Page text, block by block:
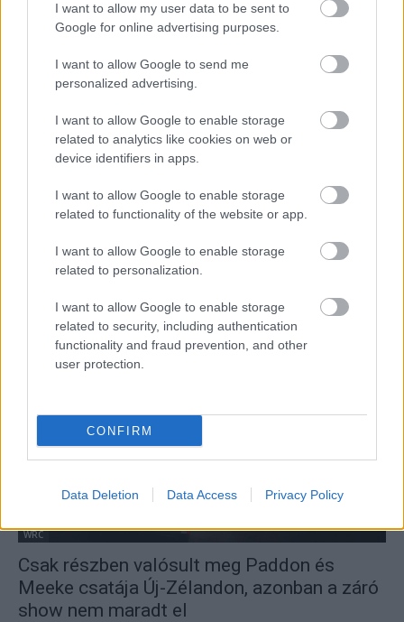
I want to allow my user data to be sent to
Google for online advertising purposes.
I want to allow Google to send me
personalized advertising.
I want to allow Google to enable storage
related to analytics like cookies on web or
device identifiers in apps.
I want to allow Google to enable storage
related to functionality of the website or app.
I want to allow Google to enable storage
related to personalization.
I want to allow Google to enable storage
related to security, including authentication
functionality and fraud prevention, and other
user protection.
CONFIRM
Data Deletion Data Access Privacy Policy
Dani Sordo megszerezte első győzelmét,
Meeke útvonalat tévesztett Portugáliában
Hund Gábor - 2025. június 16.
Veszélyben Meeke és Sordo dobogós
helyezése – Portugál bajnokin készülnek a
WRC-sztárok
Hund Gábor - 2025. május 1.
WRC
Csak részben valósult meg Paddon és
Meeke csatája Új-Zélandon, azonban a záró
show nem maradt el